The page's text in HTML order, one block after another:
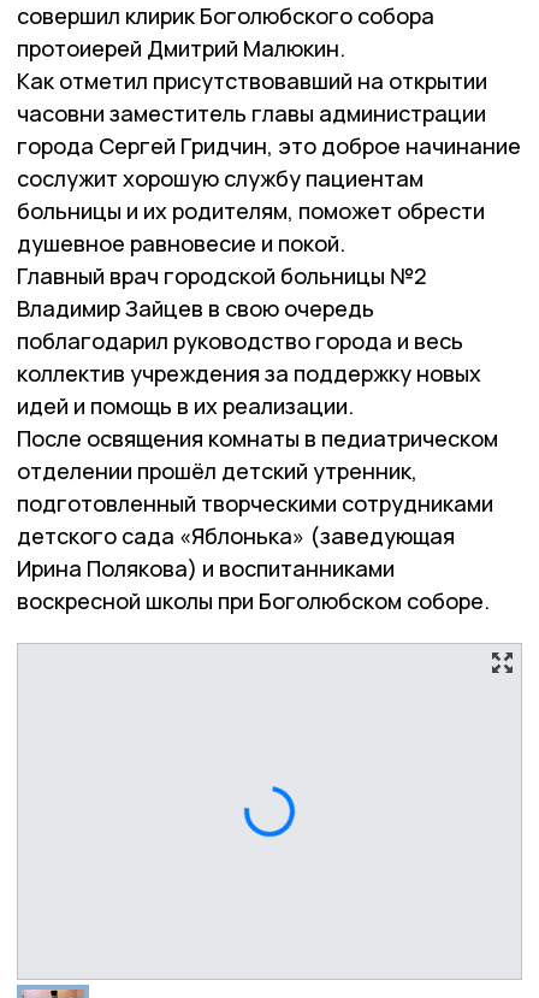
совершил клирик Боголюбского собора
протоиерей Дмитрий Малюкин.
Как отметил присутствовавший на открытии
часовни заместитель главы администрации
города Сергей Гридчин, это доброе начинание
сослужит хорошую службу пациентам
больницы и их родителям, поможет обрести
душевное равновесие и покой.
Главный врач городской больницы №2
Владимир Зайцев в свою очередь
поблагодарил руководство города и весь
коллектив учреждения за поддержку новых
идей и помощь в их реализации.
После освящения комнаты в педиатрическом
отделении прошёл детский утренник,
подготовленный творческими сотрудниками
детского сада «Яблонька» (заведующая
Ирина Полякова) и воспитанниками
воскресной школы при Боголюбском соборе.